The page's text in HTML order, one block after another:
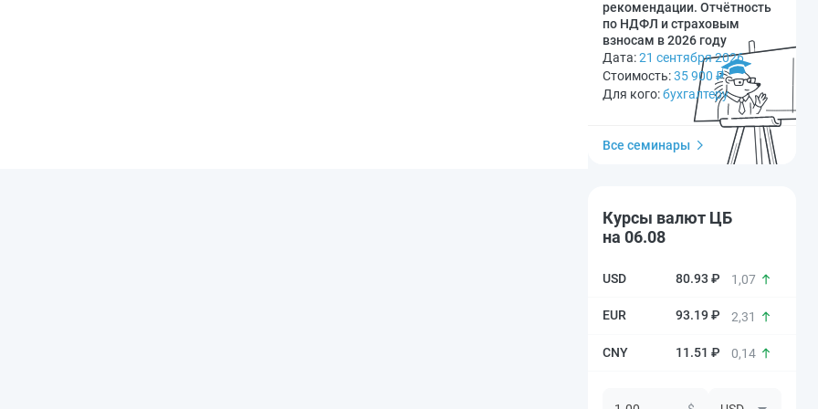
рекомендации. Отчётность
по НДФЛ и страховым
взносам в 2026 году
Дата:21 сентября 2026
Стоимость:35 900 ₽
Для кого:бухгалтеру
Все семинары
Курсы валют ЦБ
на 06.08
80.93 ₽ 1,07
93.19 ₽ 2,31
11.51 ₽ 0,14